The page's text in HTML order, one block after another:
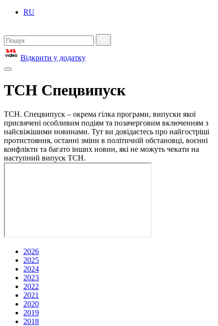
RU
Відкрити у додатку
ТСН Спецвипуск
ТСН. Спецвипуск – окрема гілка програми, випуски якої
присвячені особливим подіям та позачерговим включенням з
найсвіжішими новинами. Тут ви довідаєтесь про найгостріші
протистояння, останні зміни в політичній обстановці, воєнні
конфлікти та багато інших новин, які не можуть чекати на
наступний випуск ТСН.
2026
2025
2024
2023
2022
2021
2020
2019
2018